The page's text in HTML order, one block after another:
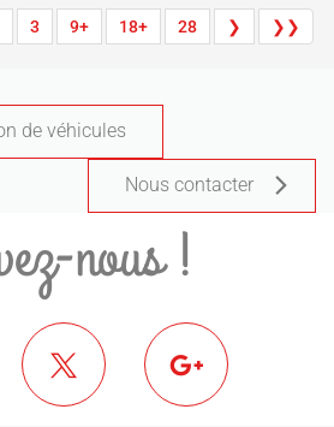
3 9+ 18+ 28 ❯ ❯❯
de véhicules
Nous contacter
nous !